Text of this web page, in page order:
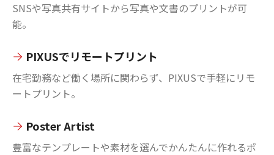
SNSや写真共有サイトから写真や文書のプリントが可
能。
PIXUSでリモートプリント
在宅勤務など働く場所に関わらず、PIXUSで手軽にリモ
ートプリント。
Poster Artist
豊富なテンプレートや素材を選んでかんたんに作れるポ